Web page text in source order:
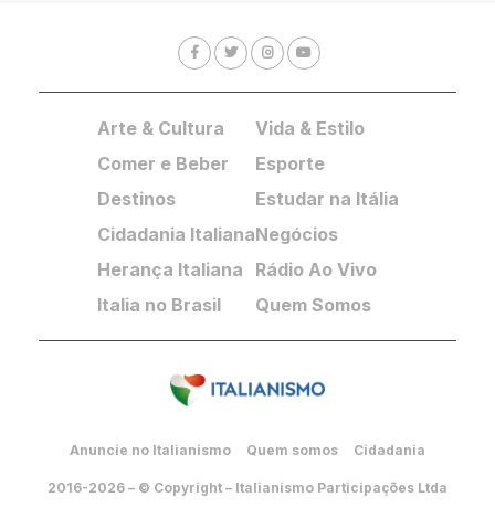
Arte & Cultura
Comer e Beber
Destinos
Cidadania Italiana
Herança Italiana
Italia no Brasil
Vida & Estilo
Esporte
Estudar na Itália
Negócios
Rádio Ao Vivo
Quem Somos
Anuncie no Italianismo Quem somos Cidadania
2016-2026 – © Copyright – Italianismo Participações Ltda